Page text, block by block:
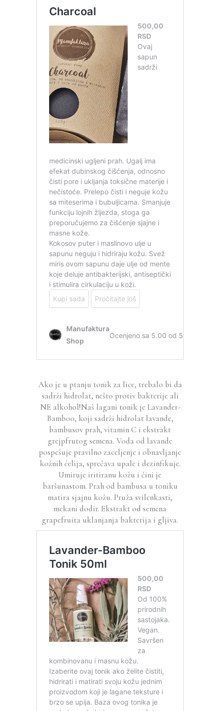
Ako je u ptanju tonik za lice, trebalo bi da
sadrži hidrolat, nešto protiv bakterije ali
NE alkohol!Naš lagani tonik je Lavander-
Bamboo, koji sadrži hidrolat lavande,
bambusov prah, vitamin C i ekstrakt
grejpfrutog semena. Voda od lavande
pospešuje pravilno zaceljenje i obnavljanje
kožnih ćelija, sprečava upale i dezinfikuje.
Umiruje iritiranu kožu i čini je
baršunastom. Prah od bambusa u toniku
matira sjajnu kožu. Pruža svilenkasti,
mekani dodir. Ekstrakt od semena
grapefruita uklanjanja bakterija i gljiva.